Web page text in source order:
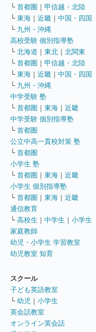
└ 首都圏 ｜ 甲信越・北陸
└ 東海 ｜ 近畿 ｜ 中国・四国
└ 九州・沖縄
高校受験 個別指導塾
└ 北海道 ｜ 東北 ｜ 北関東
└ 首都圏 ｜ 甲信越・北陸
└ 東海 ｜ 近畿 ｜ 中国・四国
└ 九州・沖縄
中学受験 塾
└ 首都圏 ｜ 東海 ｜ 近畿
中学受験 個別指導塾
└ 首都圏
公立中高一貫校対策 塾
└ 首都圏
小学生 塾
└ 首都圏 ｜ 東海 ｜ 近畿
小学生 個別指導塾
└ 首都圏 ｜ 東海 ｜ 近畿
通信教育
└ 高校生 ｜ 中学生 ｜ 小学生
家庭教師
幼児・小学生 学習教室
幼児教室 知育
スクール
子ども英語教室
└ 幼児 ｜ 小学生
英会話教室
オンライン英会話